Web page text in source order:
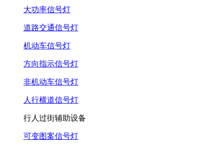
大功率信号灯
道路交通信号灯
机动车信号灯
方向指示信号灯
非机动车信号灯
人行横道信号灯
行人过街辅助设备
可变图案信号灯